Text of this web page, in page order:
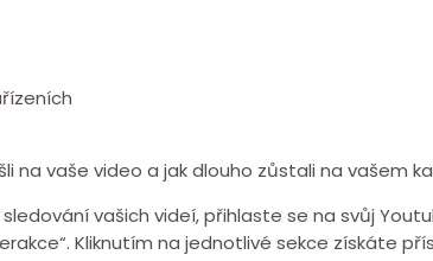
na vaše video a jak dlouho zůstali na vašem
vašich videí, přihlaste se na svůj
Kliknutím na jednotlivé sekce získáte